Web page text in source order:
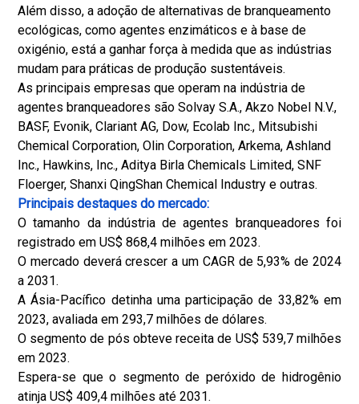
Além disso, a adoção de alternativas de branqueamento
ecológicas, como agentes enzimáticos e à base de
oxigénio, está a ganhar força à medida que as indústrias
mudam para práticas de produção sustentáveis.
As principais empresas que operam na indústria de
agentes branqueadores são Solvay S.A., Akzo Nobel N.V.,
BASF, Evonik, Clariant AG, Dow, Ecolab Inc., Mitsubishi
Chemical Corporation, Olin Corporation, Arkema, Ashland
Inc., Hawkins, Inc., Aditya Birla Chemicals Limited, SNF
Floerger, Shanxi QingShan Chemical Industry e outras.
Principais destaques do mercado:
O tamanho da indústria de agentes branqueadores foi
registrado em US$ 868,4 milhões em 2023.
O mercado deverá crescer a um CAGR de 5,93% de 2024
a 2031.
A Ásia-Pacífico detinha uma participação de 33,82% em
2023, avaliada em 293,7 milhões de dólares.
O segmento de pós obteve receita de US$ 539,7 milhões
em 2023.
Espera-se que o segmento de peróxido de hidrogênio
atinja US$ 409,4 milhões até 2031.